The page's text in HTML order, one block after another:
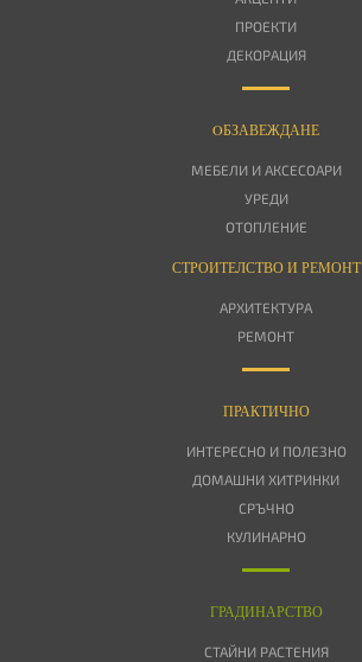
ПРОЕКТИ
ДЕКОРАЦИЯ
OБЗАВЕЖДАНЕ
МЕБЕЛИ И АКСЕСОАРИ
УРЕДИ
ОТОПЛЕНИЕ
СТРОИТЕЛСТВО И РЕМОНТ
АРХИТЕКТУРА
РЕМОНТ
ПРАКТИЧНО
ИНТЕРЕСНО И ПОЛЕЗНО
ДОМАШНИ ХИТРИНКИ
СРЪЧНО
КУЛИНАРНО
ГРАДИНАРСТВО
СТАЙНИ РАСТЕНИЯ